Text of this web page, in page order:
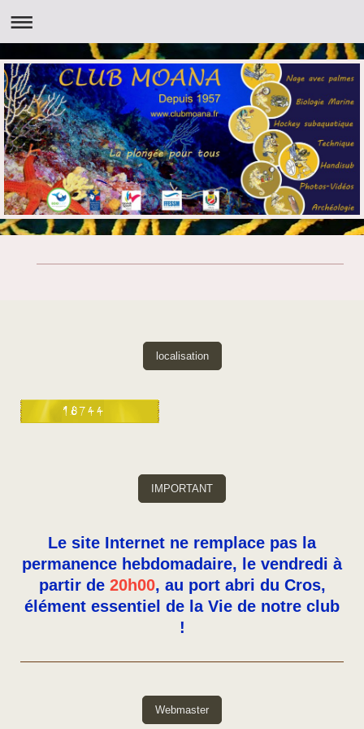
localisation
IMPORTANT
Le site Internet ne remplace pas la
permanence hebdomadaire, le vendredi à
partir de 20h00, au port abri du Cros,
élément essentiel de la Vie de notre club
!
Webmaster